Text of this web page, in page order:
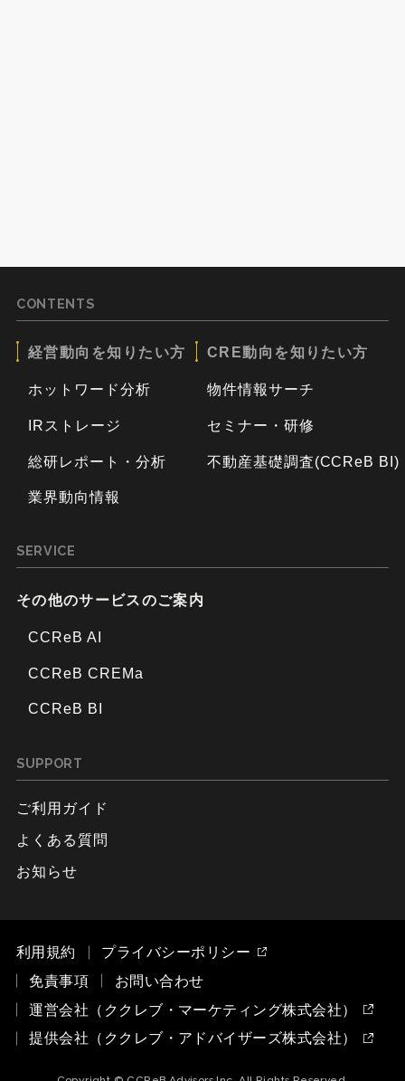
CONTENTS
経営動向を知りたい方
ホットワード分析
IRストレージ
総研レポート・分析
業界動向情報
CRE動向を知りたい方
物件情報サーチ
セミナー・研修
不動産基礎調査(CCReB BI)
SERVICE
その他のサービスのご案内
CCReB AI
CCReB CREMa
CCReB BI
SUPPORT
ご利用ガイド
よくある質問
お知らせ
利用規約
プライバシーポリシー
免責事項
お問い合わせ
運営会社（ククレブ・マーケティング株式会社）
提供会社（ククレブ・アドバイザーズ株式会社）